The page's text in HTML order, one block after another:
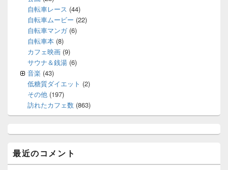
自転車レース (44)
自転車ムービー (22)
自転車マンガ(6)
自転車本 (8)
カフェ映画 (9)
サウナ＆銭湯 (6)
音楽 (43)
低糖質ダイエット (2)
その他 (197)
訪れたカフェ数 (863)
最近のコメント